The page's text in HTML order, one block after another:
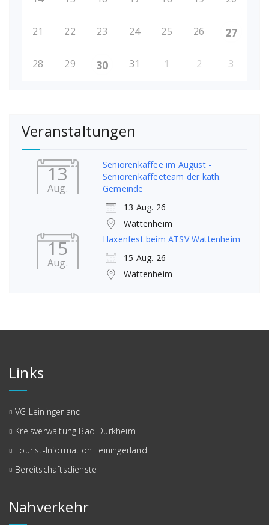
21 22 23 24 25 26 27
28 29 30 31 1 2 3
Veranstaltungen
13
Aug.
Seniorenkaffee im August -
Seniorenkaffeeteam der kath.
Gemeinde
13 Aug. 26
Wattenheim
15
Aug.
Haxenfest beim ATSV Wattenheim
15 Aug. 26
Wattenheim
Links
VG Leiningerland
Kreisverwaltung Bad Dürkheim
Tourist-Information Leiningerland
Bereitschaftsdienste
Nahverkehr